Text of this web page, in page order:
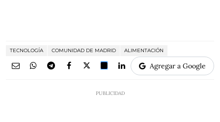
TECNOLOGÍA COMUNIDAD DE MADRID ALIMENTACIÓN
Agregar a Google